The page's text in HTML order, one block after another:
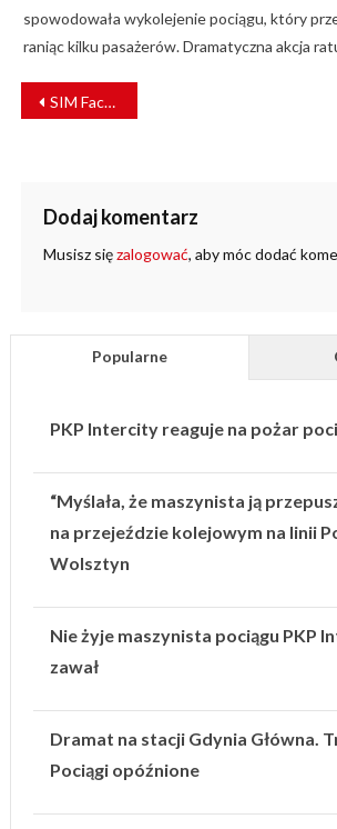
spowodowała wykolejenie pociągu, który
raniąc kilku pasażerów. Dramatyczna akcja
NAWIGACJA
WPISU
SIM Factor dostarczył symulatory kolejowe do Centrum Szkolenia Maszynistów
Dodaj komentarz
Musisz sięzalogować, aby móc dodać
Popularne
PKP Intercity reaguje na pożar
“Myślała, że maszynista ją
na przejeździe kolejowym na linii
Wolsztyn
Nie żyje maszynista pociągu PKP
zawał
Dramat na stacji Gdynia Główna.
Pociągi opóźnione